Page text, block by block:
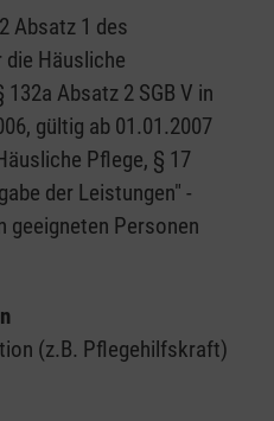
Absatz 1 des
die Häusliche
Absatz 2 SGB V in
gültig ab 01.01.2007
Pflege, § 17
der Leistungen" -
geeigneten Personen
(z.B. Pflegehilfskraft)